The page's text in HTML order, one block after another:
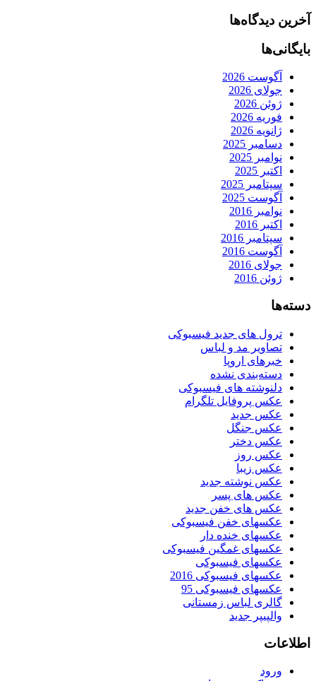
آخرین دیدگاه‌ها
بایگانی‌ها
آگوست 2026
جولای 2026
ژوئن 2026
فوریه 2026
ژانویه 2026
دسامبر 2025
نوامبر 2025
اکتبر 2025
سپتامبر 2025
آگوست 2025
نوامبر 2016
اکتبر 2016
سپتامبر 2016
آگوست 2016
جولای 2016
ژوئن 2016
دسته‌ها
ترول های جدید فیسبوکی
تصاویر مد و لباس
خبرهای اروپا
دسته‌بندی نشده
دلنوشته های فیسبوکی
عکس پروفایل تلگرام
عکس جدید
عکس جنگل
عکس دختر
عکس روز
عکس زیبا
عکس نوشته جدید
عکس های پسر
عکس های خفن جدید
عکسهای خفن فیسبوکی
عکسهای خنده دار
عکسهای غمگین فیسبوکی
عکسهای فیسبوکی
عکسهای فیسبوکی 2016
عکسهای فیسبوکی 95
گالری لباس زمستانی
والپیپر جدید
اطلاعات
ورود